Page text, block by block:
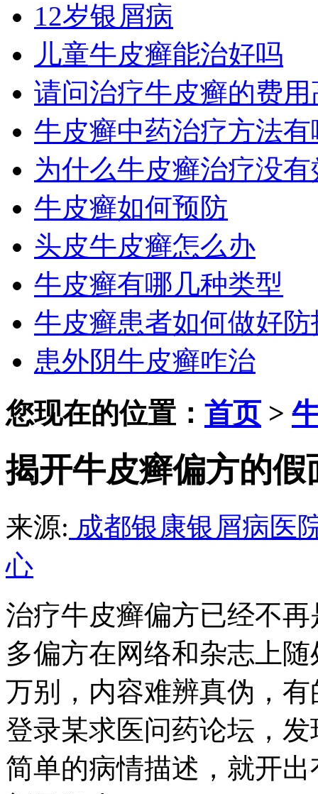
12岁银屑病
儿童牛皮癣能治好吗
请问治疗牛皮癣的费用
牛皮癣中药治疗方法有
为什么牛皮癣治疗没有
牛皮癣如何预防
头皮牛皮癣怎么办
牛皮癣有哪几种类型
牛皮癣患者如何做好防
患外阴牛皮癣咋治
您现在的位置： 首页>
揭开牛皮癣偏方的假
来源: 成都银康银屑病医
心
治疗牛皮癣偏方已经不
多偏方在网络和杂志上
万别，内容难辨真伪，
登录某求医问药论坛，
简单的病情描述，就开